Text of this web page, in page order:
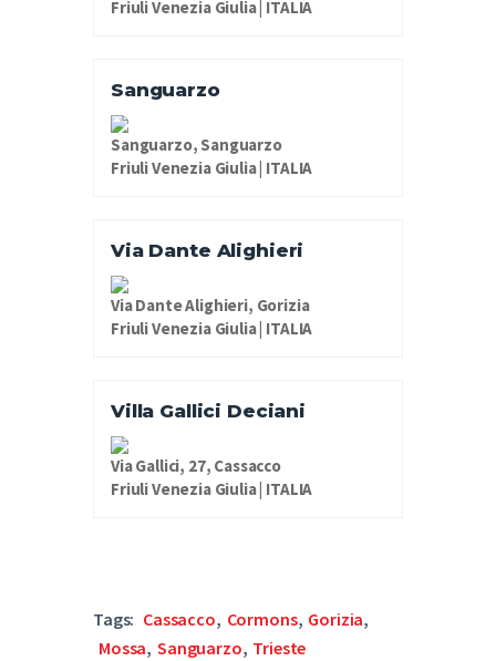
Friuli Venezia Giulia | ITALIA
Sanguarzo
Sanguarzo, Sanguarzo
Friuli Venezia Giulia | ITALIA
Via Dante Alighieri
Via Dante Alighieri, Gorizia
Friuli Venezia Giulia | ITALIA
Villa Gallici Deciani
Via Gallici, 27, Cassacco
Friuli Venezia Giulia | ITALIA
Tags: Cassacco, Cormons, Gorizia,
Mossa, Sanguarzo, Trieste